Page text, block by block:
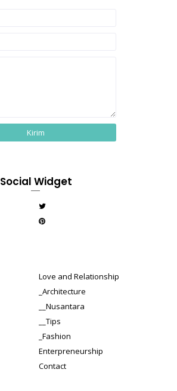
Social Widget
Love and Relationship
_Architecture
__Nusantara
__Tips
_Fashion
Enterpreneurship
Contact